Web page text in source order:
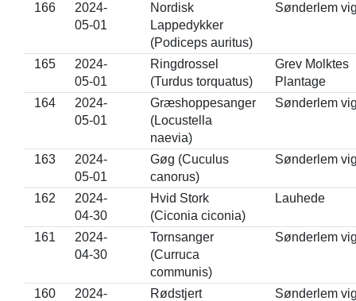
166
2024-
05-01
Nordisk
Lappedykker
(Podiceps auritus)
Sønderlem
165
2024-
05-01
Ringdrossel
(Turdus torquatus)
Grev Molktes
Plantage
164
2024-
05-01
Græshoppesanger
(Locustella
naevia)
Sønderlem
163
2024-
05-01
Gøg (Cuculus
canorus)
Sønderlem
162
2024-
04-30
Hvid Stork
(Ciconia ciconia)
Lauhede
161
2024-
04-30
Tornsanger
(Curruca
communis)
Sønderlem
160
2024-
Rødstjert
Sønderlem